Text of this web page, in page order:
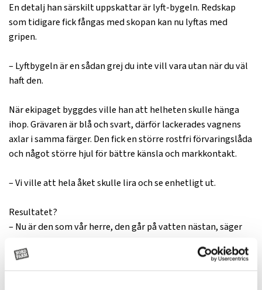
En detalj han särskilt uppskattar är lyft-bygeln. Redskap
som tidigare fick fångas med skopan kan nu lyftas med
gripen.
– Lyftbygeln är en sådan grej du inte vill vara utan när du väl
haft den.
När ekipaget byggdes ville han att helheten skulle hänga
ihop. Grävaren är blå och svart, därför lackerades vagnens
axlar i samma färger. Den fick en större rostfri förvaringslåda
och något större hjul för bättre känsla och markkontakt.
– Vi ville att hela åket skulle lira och se enhetligt ut.
Resultatet?
– Nu är den som vår herre, den går på vatten nästan, säger